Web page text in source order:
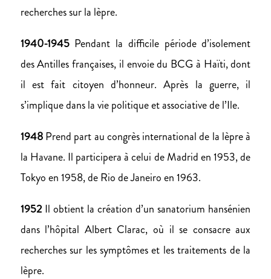
recherches sur la lèpre.
1940-1945Pendant la difficile période d’isolement
des Antilles françaises, il envoie du BCG à Haïti, dont
il est fait citoyen d’honneur. Après la guerre, il
s’implique dans la vie politique et associative de l’Ile.
1948Prend part au congrès international de la lèpre à
la Havane. Il participera à celui de Madrid en 1953, de
Tokyo en 1958, de Rio de Janeiro en 1963.
1952Il obtient la création d’un sanatorium hansénien
dans l’hôpital Albert Clarac, où il se consacre aux
recherches sur les symptômes et les traitements de la
lèpre.